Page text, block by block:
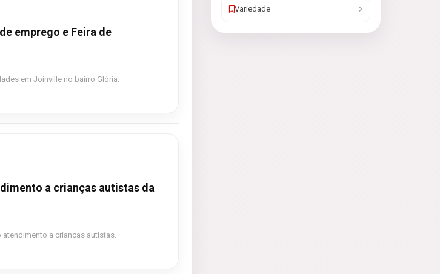
emprego e Feira de
em Joinville no bairro Glória.
a crianças autistas da
a crianças autistas.
Variedade